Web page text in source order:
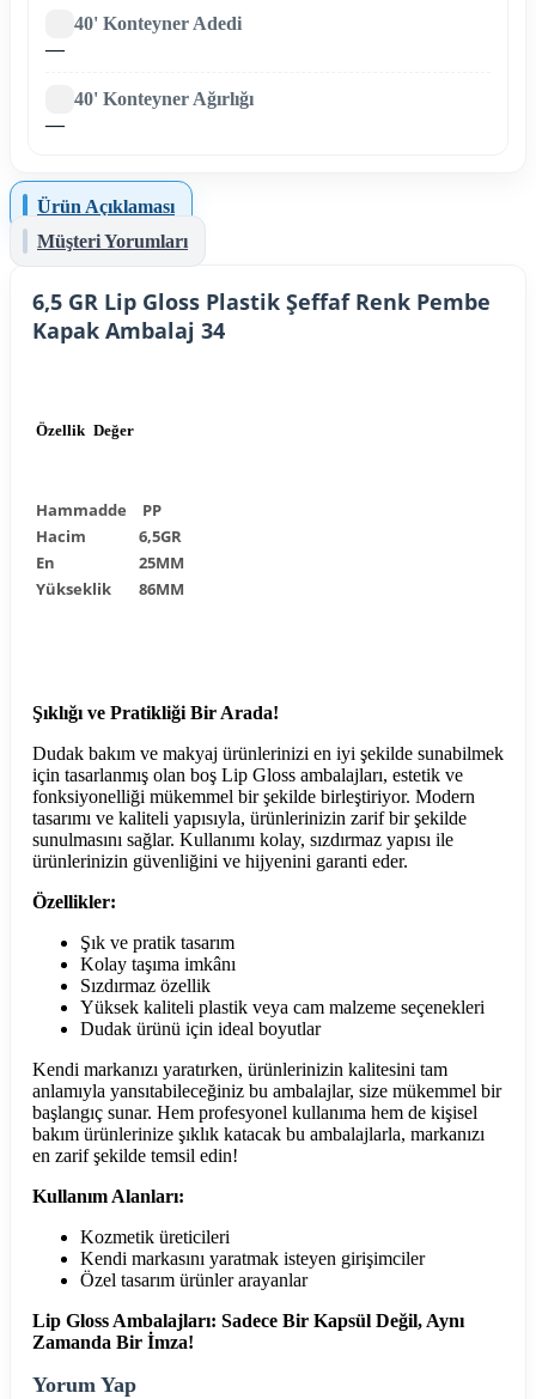
40' Konteyner Adedi
—
40' Konteyner Ağırlığı
—
Ürün Açıklaması
Müşteri Yorumları
6,5 GR Lip Gloss Plastik Şeffaf Renk Pembe
Kapak Ambalaj 34
Özellik Değer
Hammadde
PP
Hacim
6,5GR
En
25MM
Yükseklik
86MM
Şıklığı ve Pratikliği Bir Arada!
Dudak bakım ve makyaj ürünlerinizi en iyi şekilde sunabilmek
için tasarlanmış olan boş Lip Gloss ambalajları, estetik ve
fonksiyonelliği mükemmel bir şekilde birleştiriyor. Modern
tasarımı ve kaliteli yapısıyla, ürünlerinizin zarif bir şekilde
sunulmasını sağlar. Kullanımı kolay, sızdırmaz yapısı ile
ürünlerinizin güvenliğini ve hijyenini garanti eder.
Özellikler:
Şık ve pratik tasarım
Kolay taşıma imkânı
Sızdırmaz özellik
Yüksek kaliteli plastik veya cam malzeme seçenekleri
Dudak ürünü için ideal boyutlar
Kendi markanızı yaratırken, ürünlerinizin kalitesini tam
anlamıyla yansıtabileceğiniz bu ambalajlar, size mükemmel bir
başlangıç sunar. Hem profesyonel kullanıma hem de kişisel
bakım ürünlerinize şıklık katacak bu ambalajlarla, markanızı
en zarif şekilde temsil edin!
Kullanım Alanları:
Kozmetik üreticileri
Kendi markasını yaratmak isteyen girişimciler
Özel tasarım ürünler arayanlar
Lip Gloss Ambalajları: Sadece Bir Kapsül Değil, Aynı
Zamanda Bir İmza!
Yorum Yap